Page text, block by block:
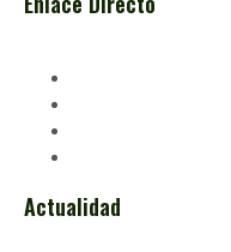
Actualidad